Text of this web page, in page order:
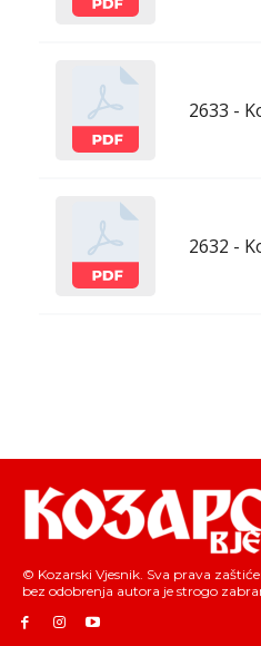
2633 -
2632 -
© Kozarski Vjesnik. Sva prava
bez odobrenja autora je strogo